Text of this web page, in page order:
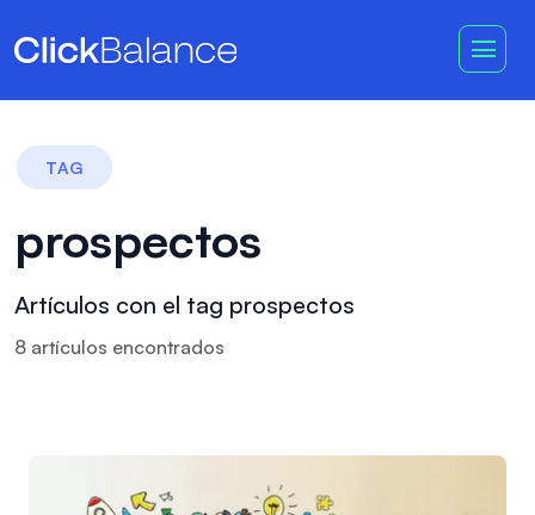
TAG
prospectos
Artículos con el tag prospectos
8 artículos encontrados